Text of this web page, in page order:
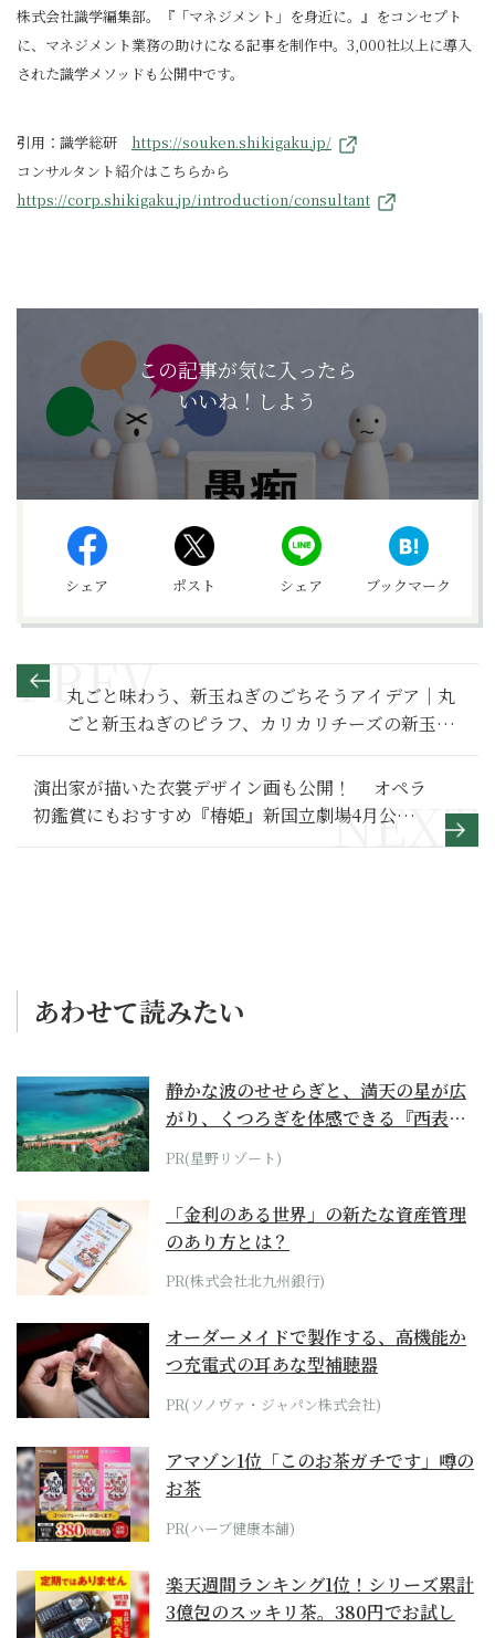
株式会社識学編集部。『「マネジメント」を身近に。』をコンセプト
に、マネジメント業務の助けになる記事を制作中。3,000社以上に導入
された識学メソッドも公開中です。
引用：識学総研 https://souken.shikigaku.jp/
コンサルタント紹介はこちらから
https://corp.shikigaku.jp/introduction/consultant
この記事が気に入ったら
いいね！しよう
シェア ポスト シェア ブックマーク
丸ごと味わう、新玉ねぎのごちそうアイデア｜丸
ごと新玉ねぎのピラフ、カリカリチーズの新玉ね
ぎステーキ【管理栄養士が教える減塩レシピ】
演出家が描いた衣裳デザイン画も公開！ オペラ
初鑑賞にもおすすめ『椿姫』新国立劇場4月公演
の見どころ聴きどころ
あわせて読みたい
静かな波のせせらぎと、満天の星が広
がり、くつろぎを体感できる『西表島
ホテル by...
PR(星野リゾート)
「金利のある世界」の新たな資産管理
のあり方とは？
PR(株式会社北九州銀行)
オーダーメイドで製作する、高機能か
つ充電式の耳あな型補聴器
PR(ソノヴァ・ジャパン株式会社)
アマゾン1位「このお茶ガチです」噂の
お茶
PR(ハーブ健康本舗)
楽天週間ランキング1位！シリーズ累計
3億包のスッキリ茶。380円でお試し